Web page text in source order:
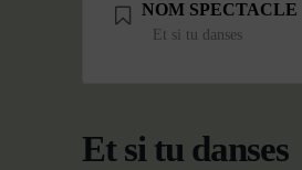
NOM SPECTACLE
Et si tu danses
Et si tu danses